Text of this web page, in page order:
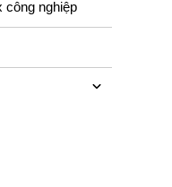
công nghiệp